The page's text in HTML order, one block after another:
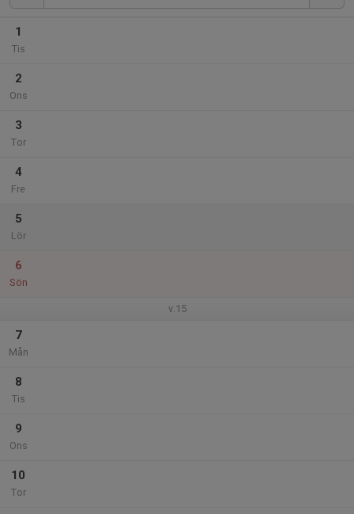
1
Tis
2
Ons
3
Tor
4
Fre
5
Lör
6
Sön
v.15
7
Mån
8
Tis
9
Ons
10
Tor